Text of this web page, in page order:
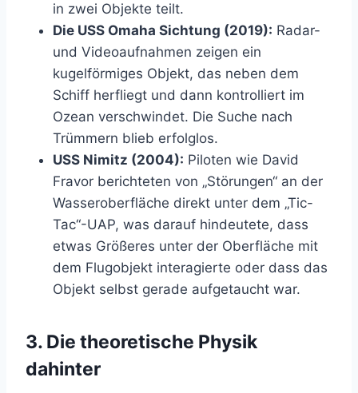
in zwei Objekte teilt.
Die USS Omaha Sichtung (2019): Radar-
und Videoaufnahmen zeigen ein
kugelförmiges Objekt, das neben dem
Schiff herfliegt und dann kontrolliert im
Ozean verschwindet. Die Suche nach
Trümmern blieb erfolglos.
USS Nimitz (2004): Piloten wie David
Fravor berichteten von „Störungen“ an der
Wasseroberfläche direkt unter dem „Tic-
Tac“-UAP, was darauf hindeutete, dass
etwas Größeres unter der Oberfläche mit
dem Flugobjekt interagierte oder dass das
Objekt selbst gerade aufgetaucht war.
3. Die theoretische Physik
dahinter